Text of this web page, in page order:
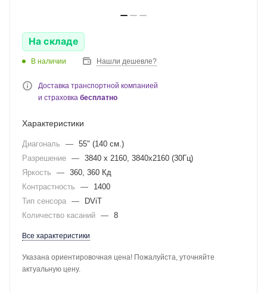
На складе
В наличии Нашли дешевле?
Доставка транспортной компанией
и страховка бесплатно
Характеристики
Диагональ — 55" (140 см.)
Разрешение — 3840 x 2160, 3840x2160 (30Гц)
Яркость
— 360, 360 Кд
Контрастность
—
1400
Тип сенсора —
DViT
Количество касаний — 8
Все характеристики
Указана ориентировочная цена! Пожалуйста, уточняйте
актуальную цену.